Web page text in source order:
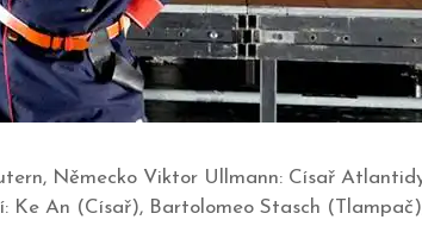
Německo Viktor Ullmann: Císař
Ke An (Císař), Bartolomeo Stasch